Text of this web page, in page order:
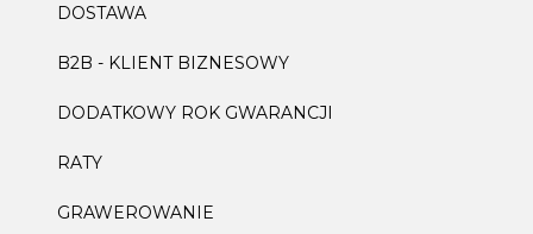
DOSTAWA
B2B - KLIENT BIZNESOWY
DODATKOWY ROK GWARANCJI
RATY
GRAWEROWANIE